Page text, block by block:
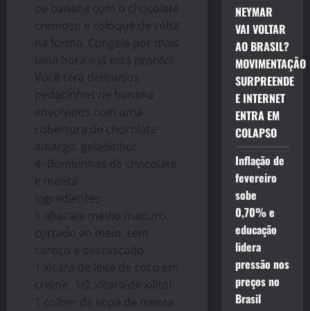
de banana com o chocolate
cremoso e coloque de volta
na forma. Congele por mais
uma hora e já está pronto!
Você terá deliciosos
pedacinhos de banana
envolvidos com uma
cobertura de chocolate
amargo, geladinho!
4- Bombinhas de chocolate
e menta
Ingredientes:
1 abacate médio maduro,
cortado ao meio, sem
caroço e descascado
1 xícara de leite de coco em
creme 1/2 xícara de xilitol
1 colher de sopa de menta
NEYMAR
VAI VOLTAR
AO BRASIL?
MOVIMENTAÇÃO
SURPREENDE
E INTERNET
ENTRA EM
COLAPSO
Inflação de
fevereiro
sobe
0,70% e
educação
lidera
pressão nos
preços no
Brasil